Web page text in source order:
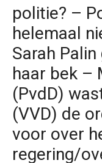
politie? –
helemaal
Sarah
haar bek –
(PvdD)
(VVD) de
voor over
regering/